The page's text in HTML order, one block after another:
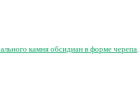
камня обсидиан в форме черепа,